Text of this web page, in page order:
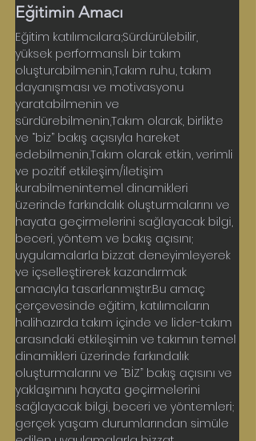
Eğitimin Amacı
Eğitim katılımcılara;Sürdürülebilir,
yüksek performanslı bir takım
oluşturabilmenin,Takım ruhu, takım
dayanışması ve motivasyonu
yaratabilmenin ve
sürdürebilmenin,Takım olarak, birlikte
ve “biz” bakış açısıyla hareket
edebilmenin,Takım olarak etkin, verimli
ve pozitif etkileşim/iletişim
kurabilmenintemel dinamikleri
üzerinde farkındalık oluşturmalarını ve
hayata geçirmelerini sağlayacak bilgi,
beceri, yöntem ve bakış açısını;
uygulamalarla bizzat deneyimleyerek
ve içselleştirerek kazandırmak
amacıyla tasarlanmıştır.Bu amaç
çerçevesinde eğitim, katılımcıların
halihazırda takım içinde ve lider-takım
arasındaki etkileşimin ve takımın temel
dinamikleri üzerinde farkındalık
oluşturmalarını ve “BİZ” bakış açısını ve
yaklaşımını hayata geçirmelerini
sağlayacak bilgi, beceri ve yöntemleri;
gerçek yaşam durumlarından simüle